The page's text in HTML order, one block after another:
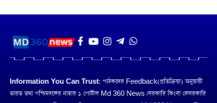
Information You Can Trust: পাঠকদের Feedback(প্রতিক্রিয়া) অনুয়ায়ী
ভারত তথা পশ্চিমবঙ্গের নাম্বার ১ পোর্টাল Md 360 News। সরকারি কিংবা বেসরকারি